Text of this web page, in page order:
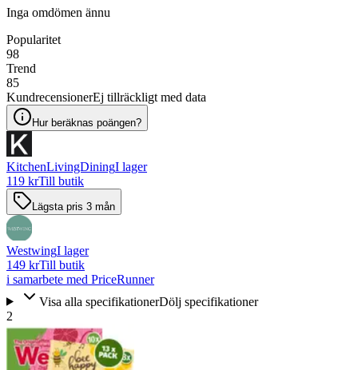
Inga omdömen ännu
Popularitet
98
Trend
85
KundrecensionerEj tillräckligt med data
Hur beräknas poängen?
KitchenLivingDiningI lager
119 krTill butik
Lägsta pris 3 mån
WestwingI lager
149 krTill butik
i samarbete med PriceRunner
Visa alla specifikationerDölj specifikationer
2